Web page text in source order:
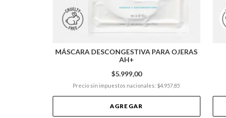
MÁSCARA DESCONGESTIVA PARA OJERAS
AH+
$5.999,00
Precio sin impuestos nacionales: $4.957,85
AGREGAR